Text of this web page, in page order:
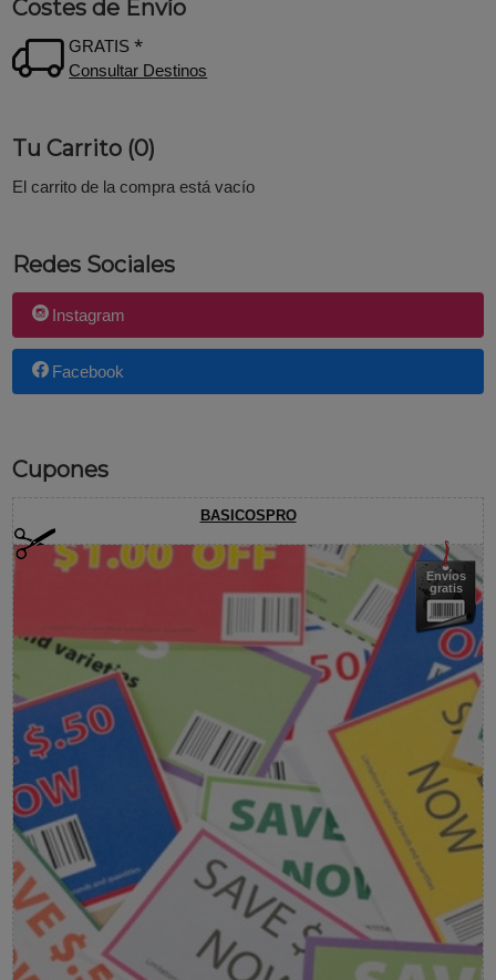
Costes de Envío
GRATIS *
Consultar Destinos
Tu Carrito (0)
El carrito de la compra está vacío
Redes Sociales
Instagram
Facebook
Cupones
BASICOSPRO
Envíos
gratis